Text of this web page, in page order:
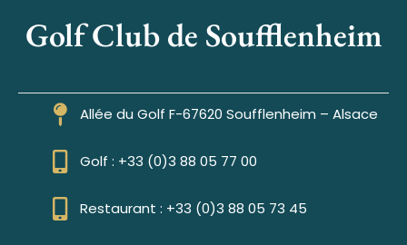
Golf Club de Soufflenheim
Allée du Golf F-67620 Soufflenheim – Alsace
Golf : +33 (0)3 88 05 77 00
Restaurant : +33 (0)3 88 05 73 45